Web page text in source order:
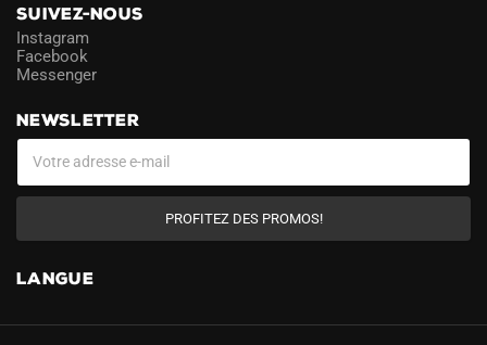
SUIVEZ-NOUS
Instagram
Facebook
Messenger
NEWSLETTER
PROFITEZ DES PROMOS!
LANGUE